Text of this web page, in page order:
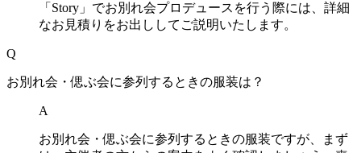
「Story」でお別れ会プロデュースを行う際には、詳細
なお見積りをお出ししてご説明いたします。
Q
お別れ会・偲ぶ会に参列するときの服装は？
A
お別れ会・偲ぶ会に参列するときの服装ですが、まず